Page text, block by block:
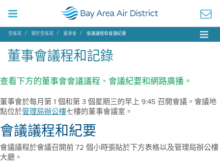
空氣局 關於空氣局 董事會 會議議程和會議紀要
董事會議程和記錄
查看下方的董事會會議議程、會議紀要和網路廣播。
董事會於每月第 1 個和第 3 個星期三的早上 9:45 召開會議。會議地
點位於管理局辦公樓七樓的董事會議室。
會議議程和紀要
會議議程於會議召開前 72 個小時張貼於下方表格以及管理局辦公樓
大廳。